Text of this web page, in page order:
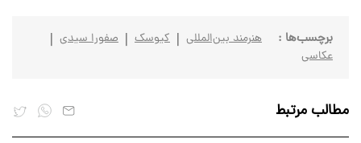
برچسب‌ها : هنرمند بین‌المللی کیوسک
صفورا سیدی
عکاسی
مطالب مرتبط